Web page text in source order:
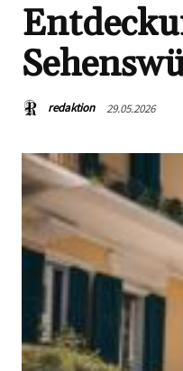
redaktion 29.05.2026